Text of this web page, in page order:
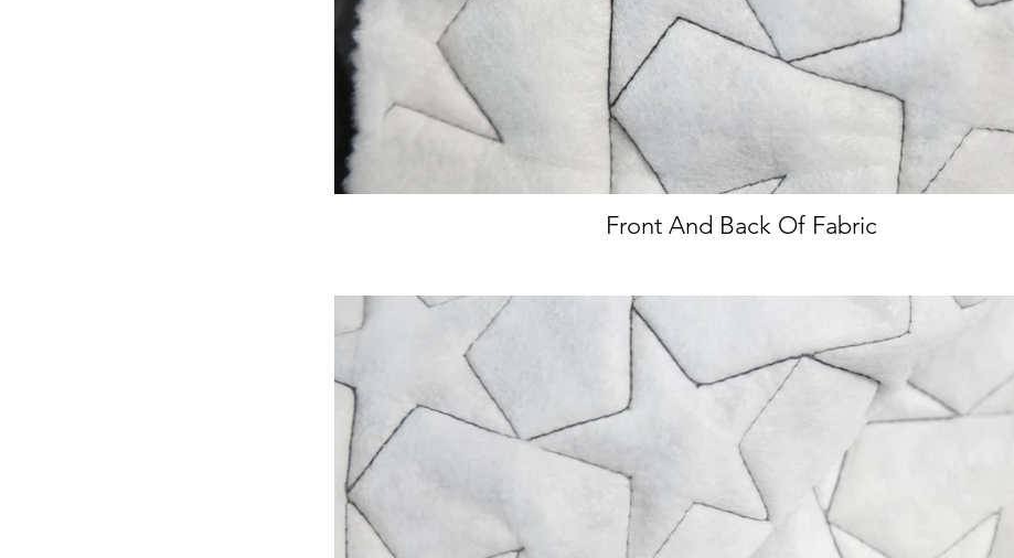
Front And Back Of Fabric